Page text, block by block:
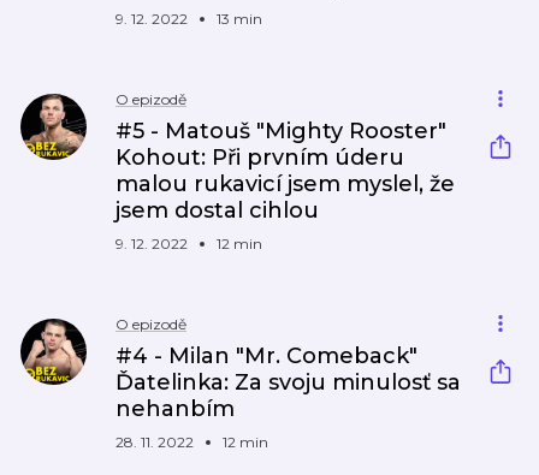
9. 12. 2022 13 min
O epizodě
#5 - Matouš "Mighty Rooster"
Kohout: Při prvním úderu
malou rukavicí jsem myslel, že
jsem dostal cihlou
9. 12. 2022 12 min
O epizodě
#4 - Milan "Mr. Comeback"
Ďatelinka: Za svoju minulosť sa
nehanbím
28. 11. 2022 12 min